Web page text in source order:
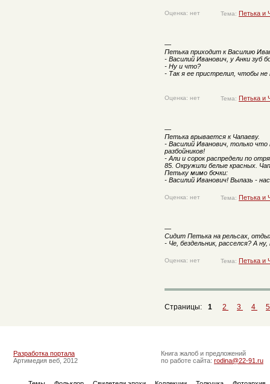
Оценка: нет Тема: Петька и
—
Петька приходит к Василию
- Василий Иванович, у Анки зуб
- Ну и что?
- Так я ее пристрелил, чтобы не
Оценка: нет Тема: Петька и
—
Петька врывается к Чапаеву.
- Василий Иванович, только
разбойников!
- Али и сорок распредели по
85. Окружили белые красных.
Петьку мимо бочки:
- Василий Иванович! Вылазь -
Оценка: нет Тема: Петька и
—
Сидит Петька на рельсах,
- Че, бездельник, расселся? А
Оценка: нет Тема: Петька и
Страницы: 1 2 3 4
Разработка портала
Артимедия веб, 2012
Книга жалоб и предложений
по работе сайта: rodina@22-91.ru